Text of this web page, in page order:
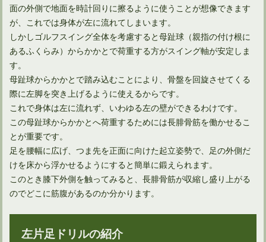
面の外側で地面を時計回りに擦るように使うことが想像できます
が、これでは身体が左に流れてしまいます。
しかしゴルフスイング全体を考慮すると母趾球（親指の付け根に
あるふくらみ）からかかとで荷重する方がスイング軸が安定しま
す。
母趾球からかかとで踏み込むことにより、骨盤を回旋させてくる
際に左脚を突き上げるように使えるからです。
これで身体は左に流れず、いわゆる左の壁ができるわけです。
この母趾球からかかとへ荷重するためには長腓骨筋を働かせるこ
とが重要です。
足を腰幅に広げ、つま先を正面に向けた起立姿勢で、足の外側だ
けを床から浮かせるようにすると簡単に鍛えられます。
このとき膝下外側を触ってみると、長腓骨筋が収縮し盛り上がる
のでどこに筋腹があるのか分かります。
左片足ドリルの紹介